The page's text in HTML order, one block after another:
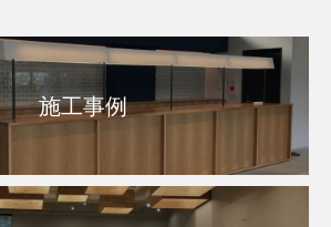
施工事例